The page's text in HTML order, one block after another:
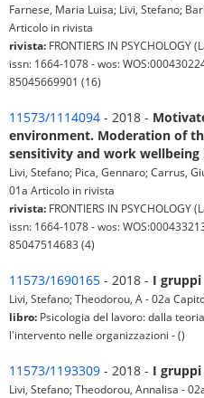
Farnese, Maria Luisa; Livi, Stefano;
Articolo in rivista
rivista: FRONTIERS IN
issn: 1664-1078 - wos:
85045669901 (16)
11573/1114094 - 2018 -
environment. Moderation of
sensitivity and work wellbeing
Livi, Stefano; Pica, Gennaro; Carrus,
01a Articolo in rivista
rivista: FRONTIERS IN
issn: 1664-1078 - wos:
85047514683 (4)
11573/1690165 - 2018 - I
Livi, Stefano; Theodorou, A - 02a
libro: Psicologia del lavoro: dalla
l'intervento nelle organizzazioni - ()
11573/1193309 - 2018 - I
Livi, Stefano; Theodorou, Annalisa -